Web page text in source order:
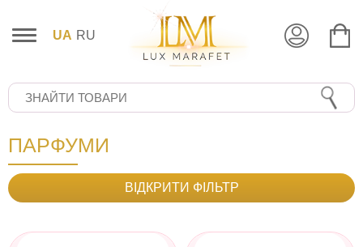
UA RU
ПАРФУМИ
ВІДКРИТИ ФІЛЬТР